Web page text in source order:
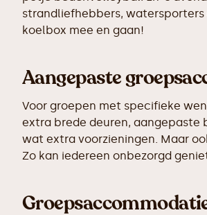
strandliefhebbers, watersporters
koelbox mee en gaan!
Aangepaste
Voor groepen met specifieke
extra brede deuren, aangepaste
wat extra voorzieningen. Maar
Zo kan iedereen onbezorgd